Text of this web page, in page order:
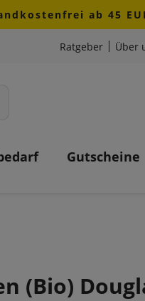
ab 45
Ratgeber Über
Gutscheine
(Bio)